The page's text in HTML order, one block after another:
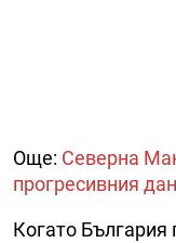
Още: Северна
прогресивния
Когато